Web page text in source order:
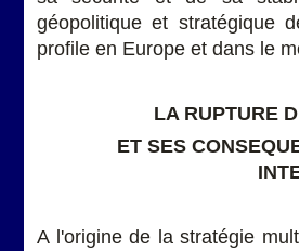
géopolitique et stratégique
profile en Europe et dans le
LA RUPTURE
ET SES
A l'origine de la stratégie